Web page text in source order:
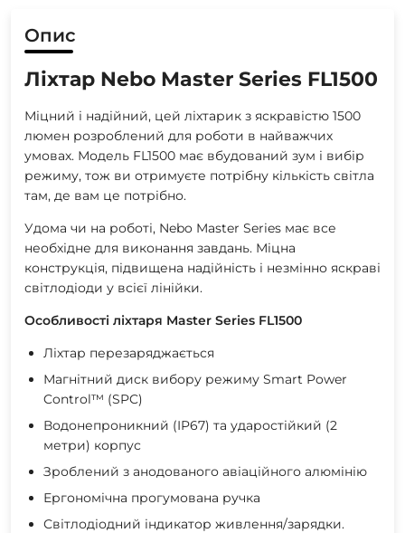
Опис
Ліхтар Nebo Master Series FL1500
Міцний і надійний, цей ліхтарик з яскравістю 1500
люмен розроблений для роботи в найважчих
умовах. Модель FL1500 має вбудований зум і вибір
режиму, тож ви отримуєте потрібну кількість світла
там, де вам це потрібно.
Удома чи на роботі, Nebo Master Series має все
необхідне для виконання завдань. Міцна
конструкція, підвищена надійність і незмінно яскраві
світлодіоди у всієї лінійки.
Особливості ліхтаря Master Series FL1500
Ліхтар перезаряджається
Магнітний диск вибору режиму Smart Power
Control™ (SPC)
Водонепроникний (IP67) та ударостійкий (2
метри) корпус
Зроблений з анодованого авіаційного алюмінію
Ергономічна прогумована ручка
Світлодіодний індикатор живлення/зарядки.